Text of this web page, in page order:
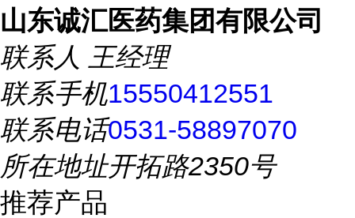
山东诚汇医药集团有限公司
联系人 王经理
联系手机15550412551
联系电话0531-58897070
所在地址开拓路2350号
推荐产品